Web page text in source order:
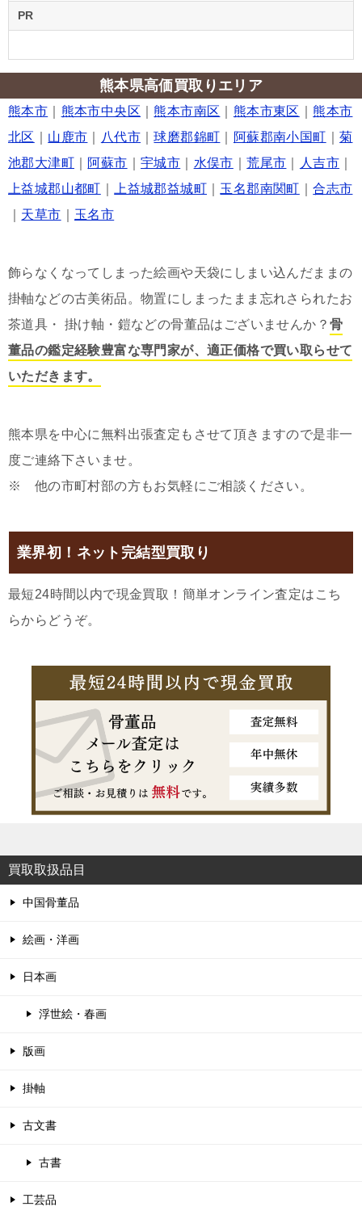
PR
熊本県高価買取りエリア
熊本市 熊本市中央区 ｜熊本市南区 熊本市東区 ｜熊本市
北区
山鹿市 八代市 ｜球磨郡錦町 阿蘇郡南小国町 ｜菊
池郡大津町
阿蘇市 ｜宇城市 水俣市 ｜荒尾市 人吉市
上益城郡山都町
｜上益城郡益城町 玉名郡南関町 ｜合志市
天草市 玉名市
飾らなくなってしまった絵画や天袋にしまい込んだままの
掛軸などの古美術品。物置にしまったまま忘れさられたお
茶道具・ 掛け軸・鎧などの骨董品はございませんか？ 骨
董品の鑑定経験豊富な専門家が、適正価格で買い取らせて
いただきます。
熊本県を中心に無料出張査定もさせて頂きますので是非一
度ご連絡下さいませ。
※ 他の市町村部の方もお気軽にご相談ください。
業界初！ネット完結型買取り
最短24時間以内で現金買取！簡単オンライン査定はこち
らからどうぞ。
買取取扱品目
中国骨董品
絵画・洋画
日本画
浮世絵・春画
版画
掛軸
古文書
古書
工芸品